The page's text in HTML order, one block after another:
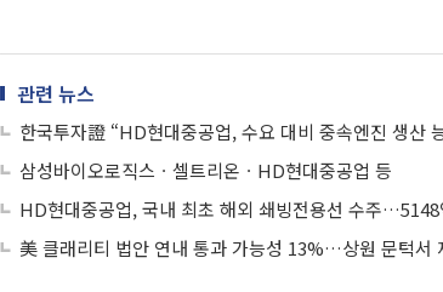
관련 뉴스
한국투자證 “HD현대중공업, 수요 대비 중속엔진 생산
삼성바이오로직스ㆍ셀트리온ㆍHD현대중공업 등
HD현대중공업, 국내 최초 해외 쇄빙전용선 수주…5148
美 클래리티 법안 연내 통과 가능성 13%…상원 문턱서